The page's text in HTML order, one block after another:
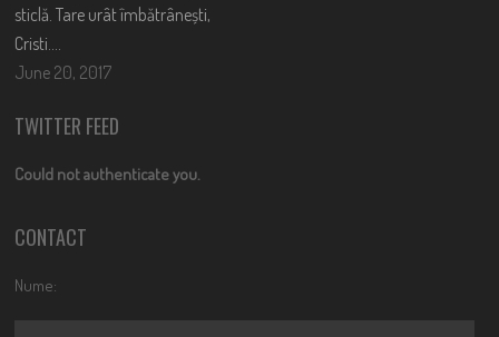
sticlă. Tare urât îmbătrânești,
Cristi….
June 20, 2017
TWITTER FEED
Could not authenticate you.
CONTACT
Nume: